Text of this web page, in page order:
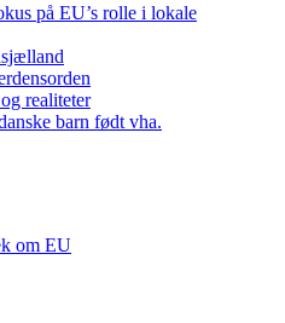
på EU’s rolle i lokale
realiteter
barn født vha.
om EU